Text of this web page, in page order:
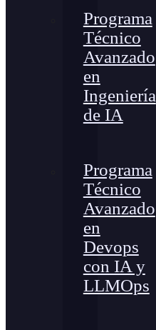
Programa
Técnico
Avanzado
en
Ingeniería
de IA
Programa
Técnico
Avanzado
en
Devops
con IA y
LLMOps